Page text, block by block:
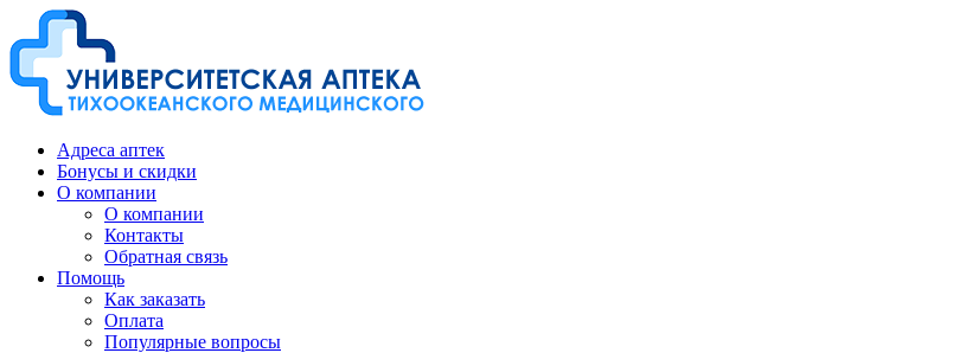
Адреса аптек
Бонусы и скидки
О компании
О компании
Контакты
Обратная связь
Помощь
Как заказать
Оплата
Популярные вопросы